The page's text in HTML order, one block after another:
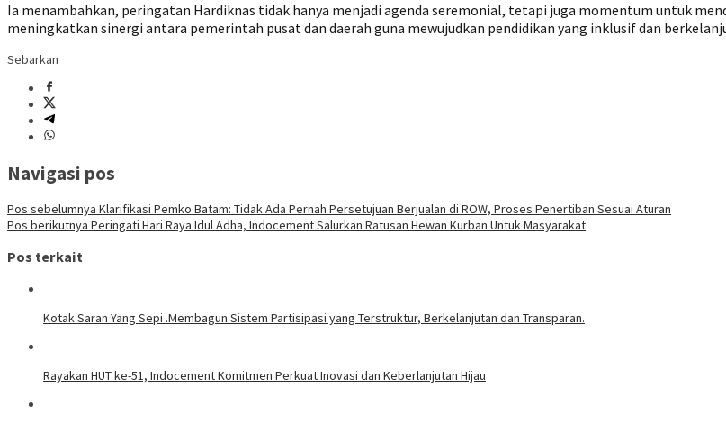
Ia menambahkan, peringatan Hardiknas tidak hanya menjadi agenda seremonial, tetapi juga momentum untuk
meningkatkan sinergi antara pemerintah pusat dan daerah guna mewujudkan pendidikan yang inklusif dan
Sebarkan
Navigasi pos
Pos sebelumnya Klarifikasi Pemko Batam: Tidak Ada Pernah Persetujuan Berjualan di ROW, Proses Penertiban Sesuai Aturan
Pos berikutnya Peringati Hari Raya Idul Adha, Indocement Salurkan Ratusan Hewan Kurban Untuk Masyarakat
Pos terkait
Kotak Saran Yang Sepi .Membagun Sistem Partisipasi yang Terstruktur, Berkelanjutan dan Transparan.
Rayakan HUT ke-51, Indocement Komitmen Perkuat Inovasi dan Keberlanjutan Hijau